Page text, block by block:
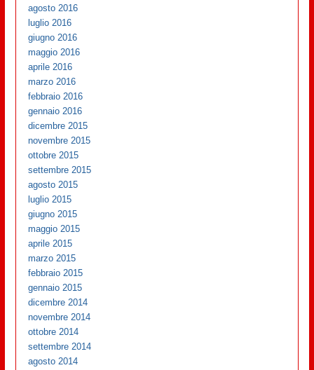
agosto 2016
luglio 2016
giugno 2016
maggio 2016
aprile 2016
marzo 2016
febbraio 2016
gennaio 2016
dicembre 2015
novembre 2015
ottobre 2015
settembre 2015
agosto 2015
luglio 2015
giugno 2015
maggio 2015
aprile 2015
marzo 2015
febbraio 2015
gennaio 2015
dicembre 2014
novembre 2014
ottobre 2014
settembre 2014
agosto 2014